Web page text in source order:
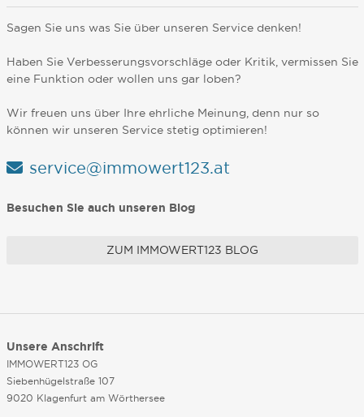
Sagen Sie uns was Sie über unseren Service denken!
Haben Sie Verbesserungsvorschläge oder Kritik, vermissen Sie
eine Funktion oder wollen uns gar loben?
Wir freuen uns über Ihre ehrliche Meinung, denn nur so
können wir unseren Service stetig optimieren!
service@immowert123.at
Besuchen Sie auch unseren Blog
ZUM IMMOWERT123 BLOG
Unsere Anschrift
IMMOWERT123 OG
Siebenhügelstraße 107
9020 Klagenfurt am Wörthersee